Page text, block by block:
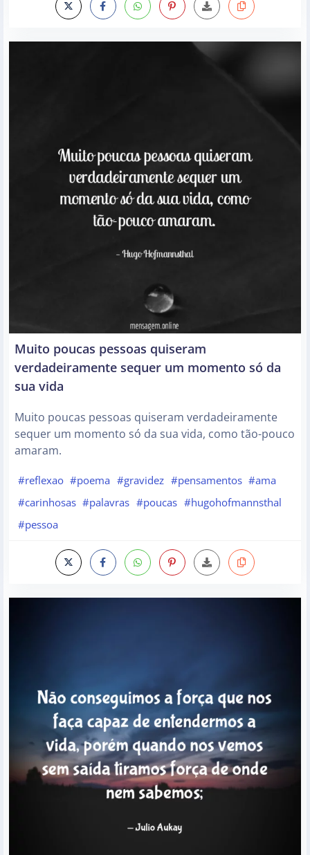
Muito poucas pessoas quiseram
verdadeiramente sequer um momento só da
sua vida
Muito poucas pessoas quiseram verdadeiramente
sequer um momento só da sua vida, como tão-pouco
amaram.
#reflexao #poema #gravidez #pensamentos #ama
#carinhosas #palavras #poucas #hugohofmannsthal
#pessoa